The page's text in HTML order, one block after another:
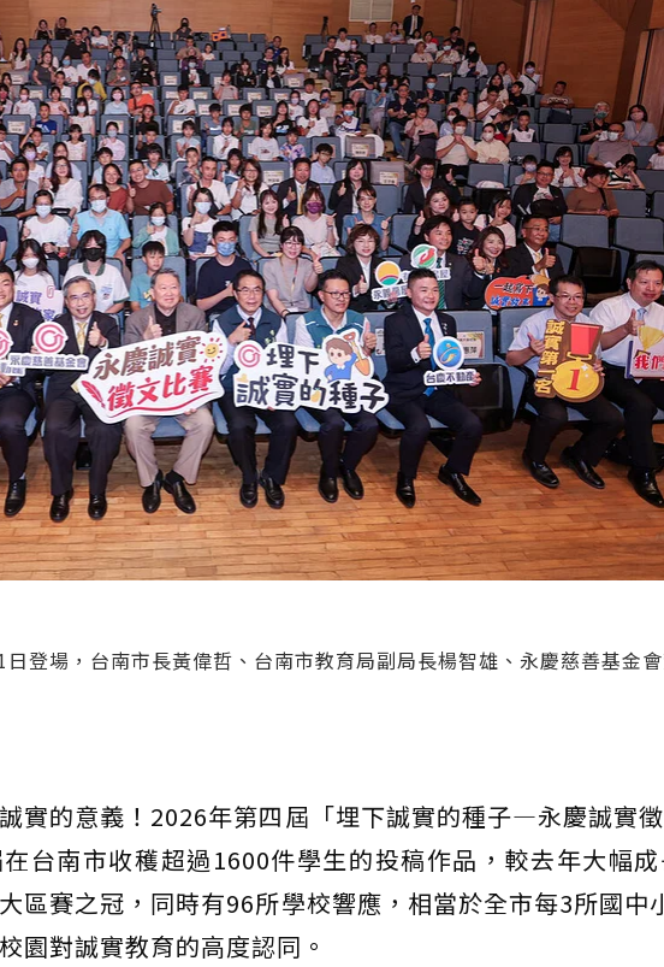
登場，台南市長黃偉哲、台南市教育局副局長楊智雄、永慶慈善基金
實的意義！2026年第四屆「埋下誠實的種子—永慶誠實徵
台南市收穫超過1600件學生的投稿作品，較去年大幅成
區賽之冠，同時有96所學校響應，相當於全市每3所國中
園對誠實教育的高度認同。